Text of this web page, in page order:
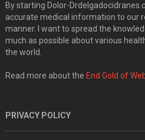
By starting Dolor-
accurate medical information to our
manner. I want to spread the
much as possible about various
the world.
Read more about the End Gold of
PRIVACY POLICY